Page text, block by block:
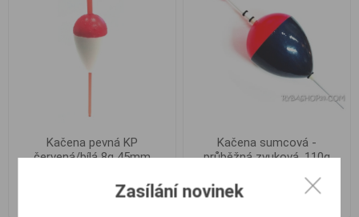
Kačena pevná KP
červená/bílá 8g 45mm
24,00 Kč
Kačena sumcová -
průběžná zvuková, 110g
139,00 Kč
Zasílání novinek